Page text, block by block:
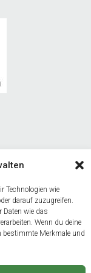
Technologien wie
darauf zuzugreifen.
wie das
Wenn du deine
Merkmale und